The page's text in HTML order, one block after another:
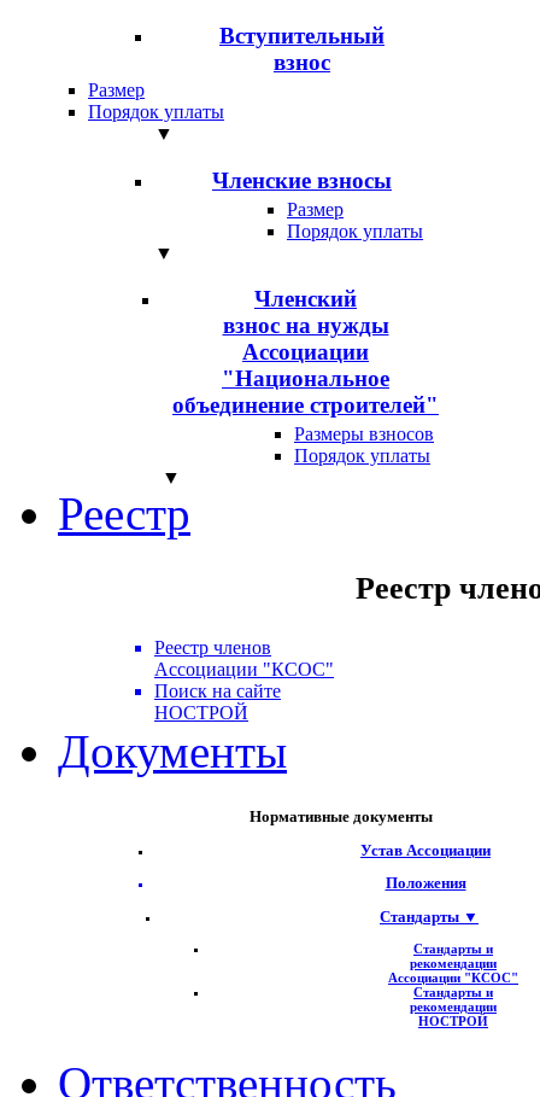
Вступительный
взнос
Размер
Порядок уплаты
▼
Членские взносы
Размер
Порядок уплаты
▼
Членский
взнос на нужды
Ассоциации
"Национальное
объединение строителей"
Размеры взносов
Порядок уплаты
▼
Реестр
Реестр
Реестр членов
Ассоциации "КСОС"
Поиск на сайте
НОСТРОЙ
Документы
Нормативные документы
Устав Ассоциации
Положения
Стандарты ▼
Стандарты и
рекомендации
Ассоциации "КСОС"
Стандарты и
рекомендации
НОСТРОЙ
Ответственность